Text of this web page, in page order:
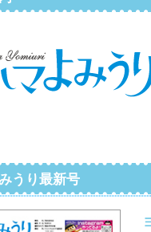
うり最新号